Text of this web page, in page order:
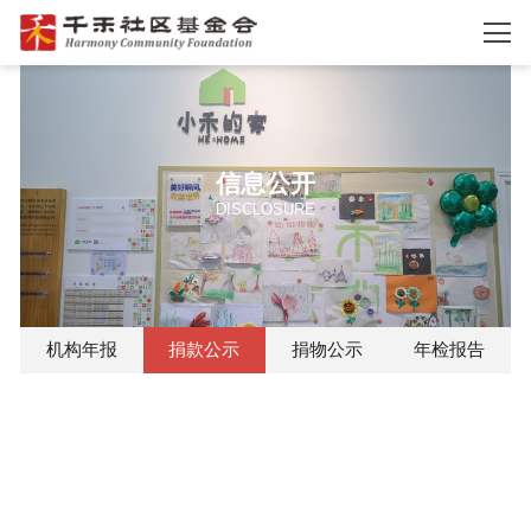
信息公开
DISCLOSURE
机构年报 捐款公示 捐物公示 年检报告